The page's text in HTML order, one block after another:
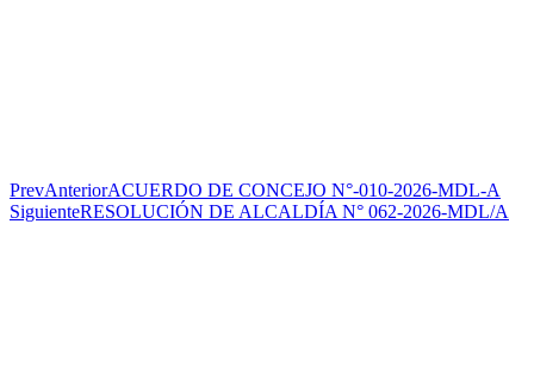
PrevAnteriorACUERDO DE CONCEJO N°-010-2026-MDL-A
SiguienteRESOLUCIÓN DE ALCALDÍA N° 062-2026-MDL/A